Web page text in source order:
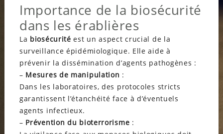
Importance de la biosécurité
dans les érablières
La biosécurité est un aspect crucial de la
surveillance épidémiologique. Elle aide à
prévenir la dissémination d’agents pathogènes :
– Mesures de manipulation :
Dans les laboratoires, des protocoles stricts
garantissent l’étanchéité face à d’éventuels
agents infectieux.
– Prévention du bioterrorisme :